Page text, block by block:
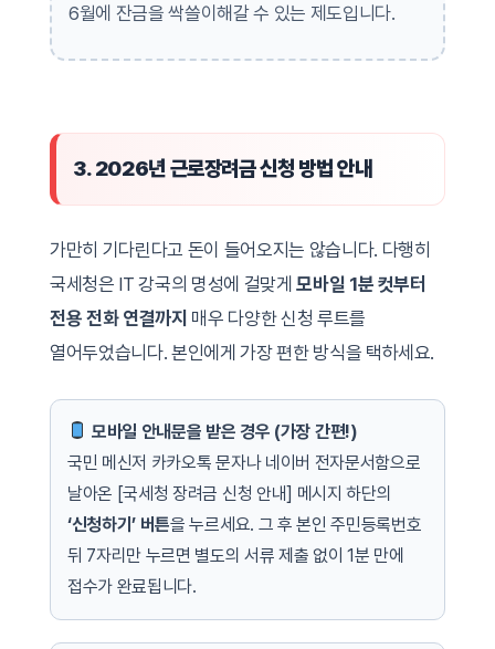
6월에 잔금을 싹쓸이해갈 수 있는 제도입니다.
3. 2026년 근로장려금 신청 방법 안내
가만히 기다린다고 돈이 들어오지는 않습니다. 다행히
국세청은 IT 강국의 명성에 걸맞게모바일 1분 컷부터
전용 전화 연결까지 매우 다양한 신청 루트를
열어두었습니다. 본인에게 가장 편한 방식을 택하세요.
모바일 안내문을 받은 경우 (가장 간편!)
국민 메신저 카카오톡 문자나 네이버 전자문서함으로
날아온 [국세청 장려금 신청 안내] 메시지 하단의
‘신청하기’ 버튼을 누르세요. 그 후 본인 주민등록번호
뒤 7자리만 누르면 별도의 서류 제출 없이 1분 만에
접수가 완료됩니다.